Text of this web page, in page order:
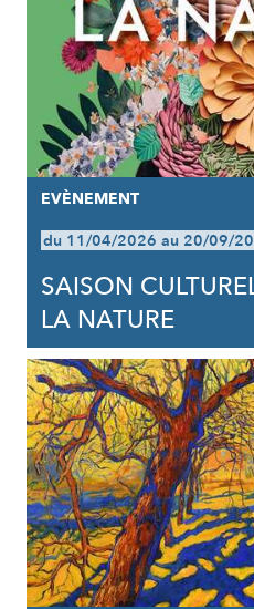
EVÈNEMENT
du 11/04/2026 au 20/09/
SAISON
LA NATURE